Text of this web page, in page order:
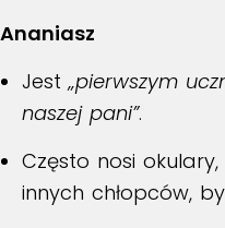
Ananiasz
Jest„pierwszym
naszej pani”.
Często nosi
innych chłopców,